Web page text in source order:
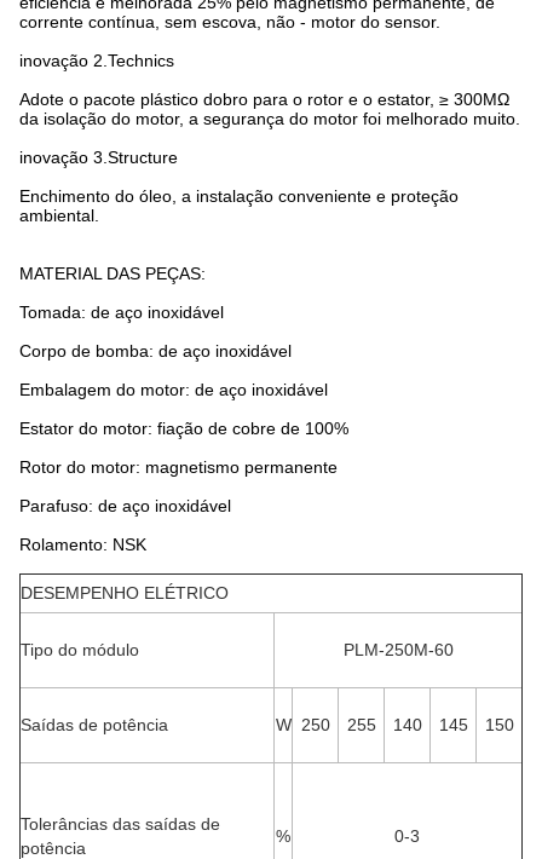
corrente contínua, sem escova, não - motor do sensor.
inovação 2.Technics
Adote o pacote plástico dobro para o rotor e o estator, ≥ 300MΩ
da isolação do motor, a segurança do motor foi melhorado muito.
inovação 3.Structure
Enchimento do óleo, a instalação conveniente e proteção
ambiental.
MATERIAL DAS PEÇAS:
Tomada: de aço inoxidável
Corpo de bomba: de aço inoxidável
Embalagem do motor: de aço inoxidável
Estator do motor: fiação de cobre de 100%
Rotor do motor: magnetismo permanente
Parafuso: de aço inoxidável
Rolamento: NSK
DESEMPENHO ELÉTRICO
Tipo do módulo PLM-250M-60
Saídas de potência W 250 255 140 145 150
Tolerâncias das saídas de
potência
% 0-3